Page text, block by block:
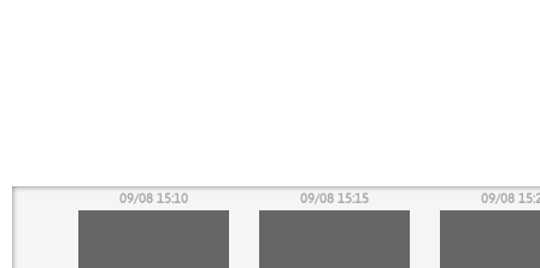
09/08 15:10 09/08 15:15 09/08